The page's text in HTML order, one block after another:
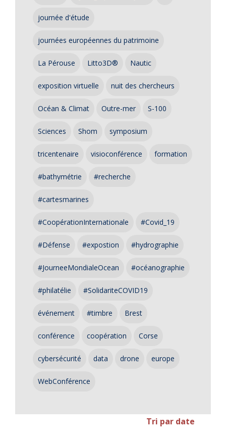
journée d'étude
journées européennes du patrimoine
La Pérouse Litto3D® Nautic
exposition virtuelle nuit des chercheurs
Océan & Climat Outre-mer S-100
Sciences Shom symposium
tricentenaire visioconférence formation
#bathymétrie #recherche
#cartesmarines
#CoopérationInternationale #Covid_19
#Défense #expostion #hydrographie
#JourneeMondialeOcean #océanographie
#philatélie #SolidariteCOVID19
événement #timbre Brest
conférence coopération Corse
cybersécurité data drone europe
WebConférence
Tri par date